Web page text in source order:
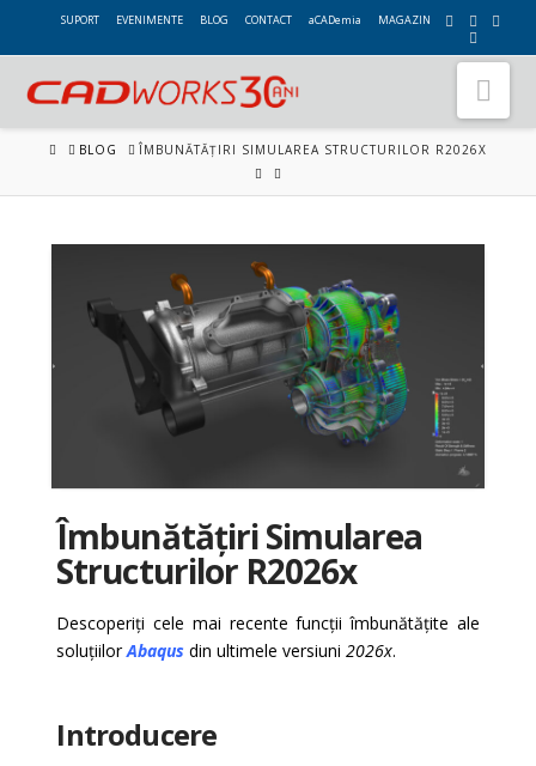
SUPORT EVENIMENTE BLOG CONTACT aCADemia MAGAZIN
HOMEBLOG ÎMBUNĂTĂȚIRI SIMULAREA STRUCTURILOR R2026X
Îmbunătățiri Simularea
Structurilor R2026x
Descoperiți cele mai recente funcții îmbunătățite ale
soluțiilorAbaqus din ultimele versiuni2026x.
Introducere